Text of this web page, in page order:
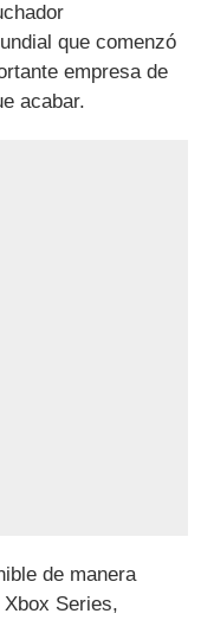
que comenzó
empresa de
acabar.
de manera
Series,